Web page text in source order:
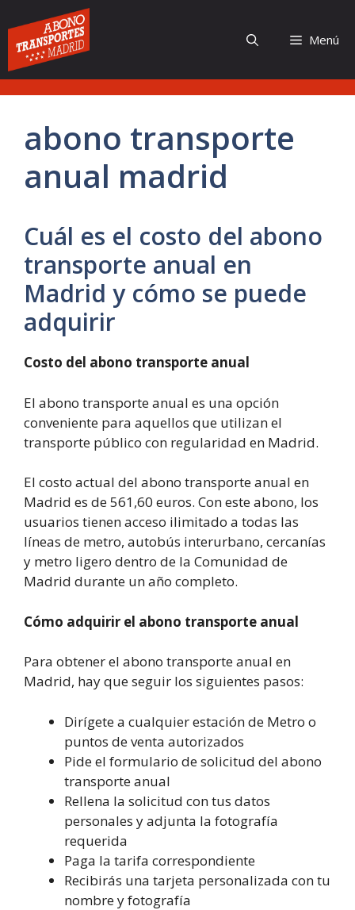
al
contenido
Menú
abono transporte
anual madrid
Cuál es el costo del abono
transporte anual en
Madrid y cómo se puede
adquirir
Costo del abono transporte anual
El abono transporte anual es una opción
conveniente para aquellos que utilizan el
transporte público con regularidad en Madrid.
El costo actual del abono transporte anual en
Madrid es de 561,60 euros. Con este abono, los
usuarios tienen acceso ilimitado a todas las
líneas de metro, autobús interurbano, cercanías
y metro ligero dentro de la Comunidad de
Madrid durante un año completo.
Cómo adquirir el abono transporte anual
Para obtener el abono transporte anual en
Madrid, hay que seguir los siguientes pasos:
Dirígete a cualquier estación de Metro o
puntos de venta autorizados
Pide el formulario de solicitud del abono
transporte anual
Rellena la solicitud con tus datos
personales y adjunta la fotografía
requerida
Paga la tarifa correspondiente
Recibirás una tarjeta personalizada con tu
nombre y fotografía